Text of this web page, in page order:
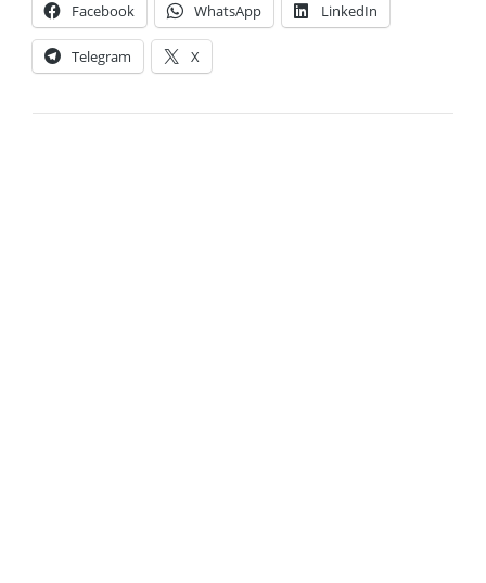
Facebook WhatsApp LinkedIn
Telegram X